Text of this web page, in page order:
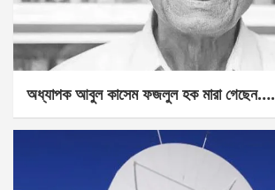
অধ্যাপক আবুল কাসেম ফজলুল হক মারা গেছেন….